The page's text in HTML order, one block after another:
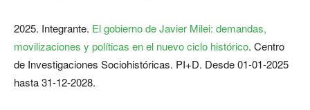
2025. Integrante. El gobierno de Javier Milei: demandas,
movilizaciones y políticas en el nuevo ciclo histórico. Centro
de Investigaciones Sociohistóricas. PI+D. Desde 01-01-2025
hasta 31-12-2028.